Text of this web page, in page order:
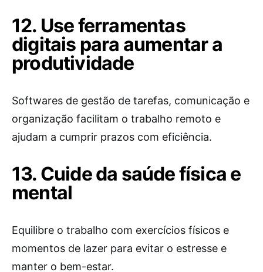
12. Use ferramentas
digitais para aumentar a
produtividade
Softwares de gestão de tarefas, comunicação e
organização facilitam o trabalho remoto e
ajudam a cumprir prazos com eficiência.
13. Cuide da saúde física e
mental
Equilibre o trabalho com exercícios físicos e
momentos de lazer para evitar o estresse e
manter o bem-estar.